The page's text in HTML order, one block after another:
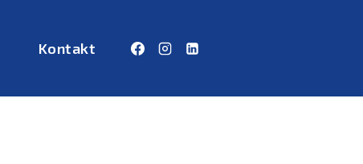
Kontakt